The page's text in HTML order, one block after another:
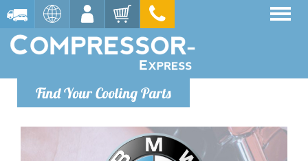
Find Your Cooling Parts